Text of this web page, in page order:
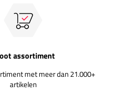
assortiment
met meer dan 21.000+
artikelen